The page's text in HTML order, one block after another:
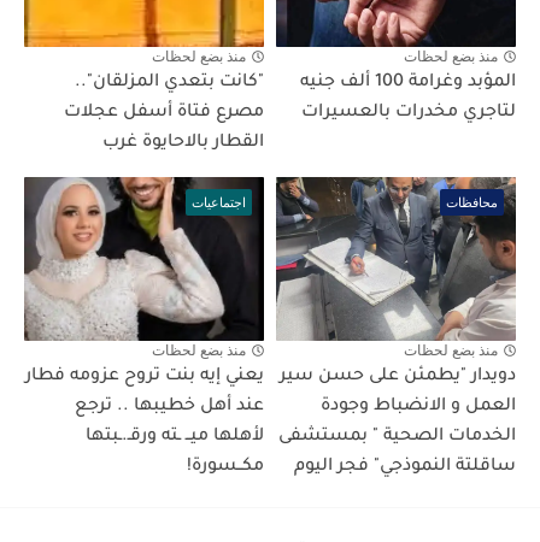
منذ بضع لحظات
المؤبد وغرامة 100 ألف جنيه
لتاجري مخدرات بالعسيرات
منذ بضع لحظات
"كانت بتعدي المزلقان"..
مصرع فتاة أسفل عجلات
القطار بالاحايوة غرب
محافظات
منذ بضع لحظات
دويدار "يطمئن على حسن سير
العمل و الانضباط وجودة
الخدمات الصحية " بمستشفى
ساقلتة النموذجي" فجر اليوم
اجتماعيات
منذ بضع لحظات
يعني إيه بنت تروح عزومه فطار
عند أهل خطيبها .. ترجع
لأهلها ميــ ـته ورقـ.ـبتها
مكــسورة!